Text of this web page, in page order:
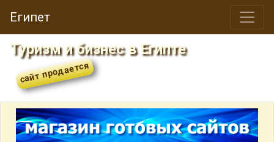
Египет
Туризм и бизнес в Египте